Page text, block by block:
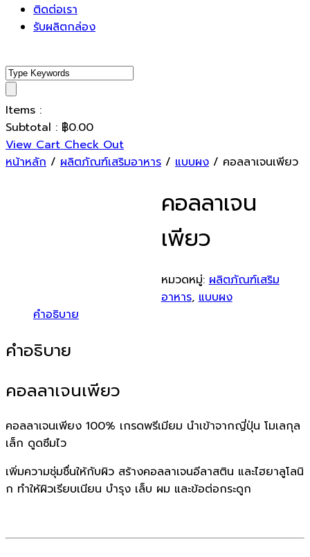
ติดต่อเรา
รับผลิตกล่อง
Items :
Subtotal : ฿0.00
View CartCheck Out
หน้าหลัก / ผลิตภัณฑ์เสริมอาหาร / แบบผง / คอลลาเจนเพียว
คอลลาเจน
เพียว
หมวดหมู่:ผลิตภัณฑ์เสริม
อาหาร,แบบผง
คำอธิบาย
คำอธิบาย
คอลลาเจนเพียว
คอลลาเจนเพียง 100% เกรดพรีเมียม นำเข้าจากญี่ปุ่น โมเลกุล
เล็ก ดูดซึมไว
เพิ่มความชุ่มชื่นให้กับผิว สร้างคอลลาเจนอีลาสติน และไฮยาลูโลนิ
ก ทำให้ผิวเรียบเนียน บำรุง เล็บ ผม และข้อต่อกระดูก